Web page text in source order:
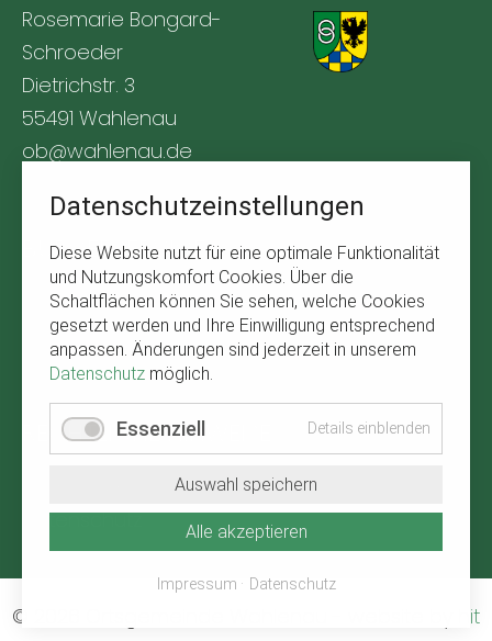
Rosemarie Bongard-
Schroeder
Dietrichstr. 3
55491 Wahlenau
ob@wahlenau.de
BÜRGERSERVICE
Navigation
überspringen
Abfallkalender
Verbandsgemeinde Kirchberg
Wetter in Wahlenau
RECHTLICHE HINWEISE
überspringen
Datenschutz
© 2026 Ortsgemeinde Wahlenau hit
Datenschutzeinstellungen
Diese Website nutzt für eine optimale Funktionalität
und Nutzungskomfort Cookies. Über die
Schaltflächen können Sie sehen, welche Cookies
gesetzt werden und Ihre Einwilligung entsprechend
anpassen. Änderungen sind jederzeit in unserem
Datenschutz möglich.
Essenziell Details einblenden
Auswahl speichern
Alle akzeptieren
Impressum Datenschutz